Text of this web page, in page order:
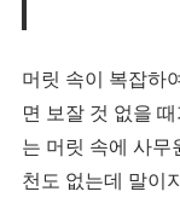
머릿 속이 복잡하
면 보잘 것 없을
는 머릿 속에 사무
천도 없는데 말이